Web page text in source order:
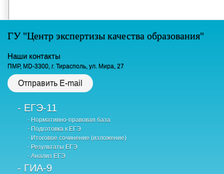
ГУ "Центр экспертизы качества образования"
Наши контакты
ПМР, MD-3300, г. Тирасполь, ул. Мира, 27
Отправить E-mail
- ЕГЭ-11
- Нормативно-правовая база
- Подготовка к ЕГЭ
- Итоговое сочинение (изложение)
- Результаты ЕГЭ
- Анализ ЕГЭ
- ГИА-9